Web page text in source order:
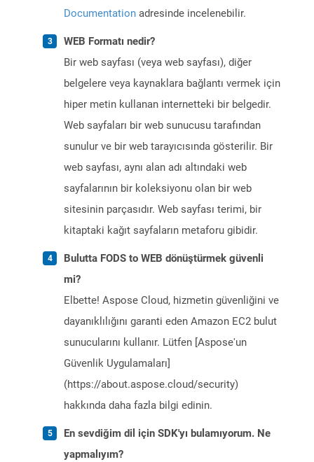
Documentation adresinde incelenebilir.
WEB Formatı nedir?
Bir web sayfası (veya web sayfası), diğer
belgelere veya kaynaklara bağlantı vermek için
hiper metin kullanan internetteki bir belgedir.
Web sayfaları bir web sunucusu tarafından
sunulur ve bir web tarayıcısında gösterilir. Bir
web sayfası, aynı alan adı altındaki web
sayfalarının bir koleksiyonu olan bir web
sitesinin parçasıdır. Web sayfası terimi, bir
kitaptaki kağıt sayfaların metaforu gibidir.
Bulutta FODS to WEB dönüştürmek güvenli
mi?
Elbette! Aspose Cloud, hizmetin güvenliğini ve
dayanıklılığını garanti eden Amazon EC2 bulut
sunucularını kullanır. Lütfen [Aspose'un
Güvenlik Uygulamaları]
(https://about.aspose.cloud/security)
hakkında daha fazla bilgi edinin.
En sevdiğim dil için SDK'yı bulamıyorum. Ne
yapmalıyım?